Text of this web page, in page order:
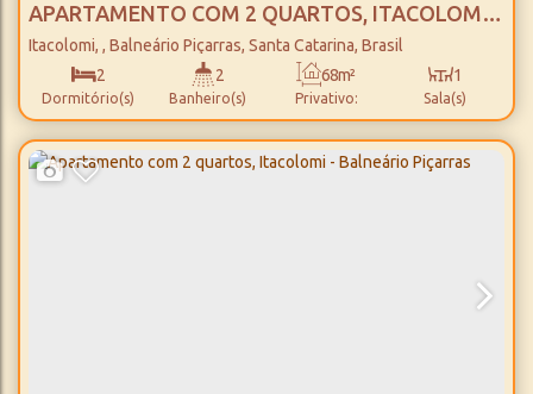
APARTAMENTO COM 2 QUARTOS, ITACOLOMI -
BALNEÁRIO PIÇARRAS
Itacolomi , Balneário Piçarras, Santa Catarina, Brasil
2
Dormitório(s)
2
Banheiro(s) Privativo:
68m² 1
Sala(s)
1
Suíte(s)
1
Vaga(s)